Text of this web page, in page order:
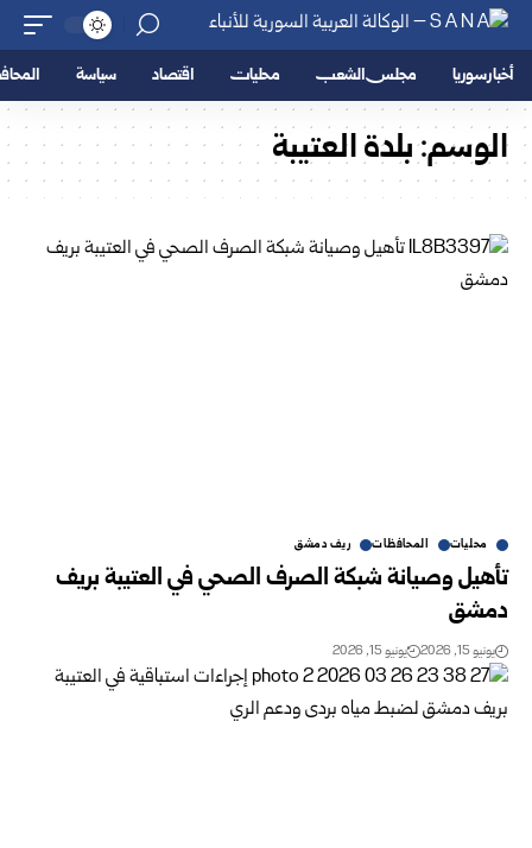
أخبار سوريا مجلس الشعب محليات اقتصاد سياسة
الوسم:بلدة العتيبة
محليات المحافظات ريف دمشق
تأهيل وصيانة شبكة الصرف الصحي في العتيبة بريف
دمشق
يونيو 15, 2026 يونيو 15, 2026